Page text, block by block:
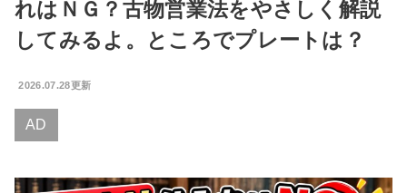
れはＮＧ？古物営業法をやさしく解説
してみるよ。ところでプレートは？
2026.07.28更新
AD